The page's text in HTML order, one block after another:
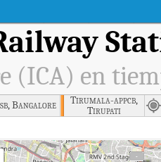
(ICA) en
Bangalore
Tirumala-appcb,
Tirupati
Station, Bangalore en tiempo real.